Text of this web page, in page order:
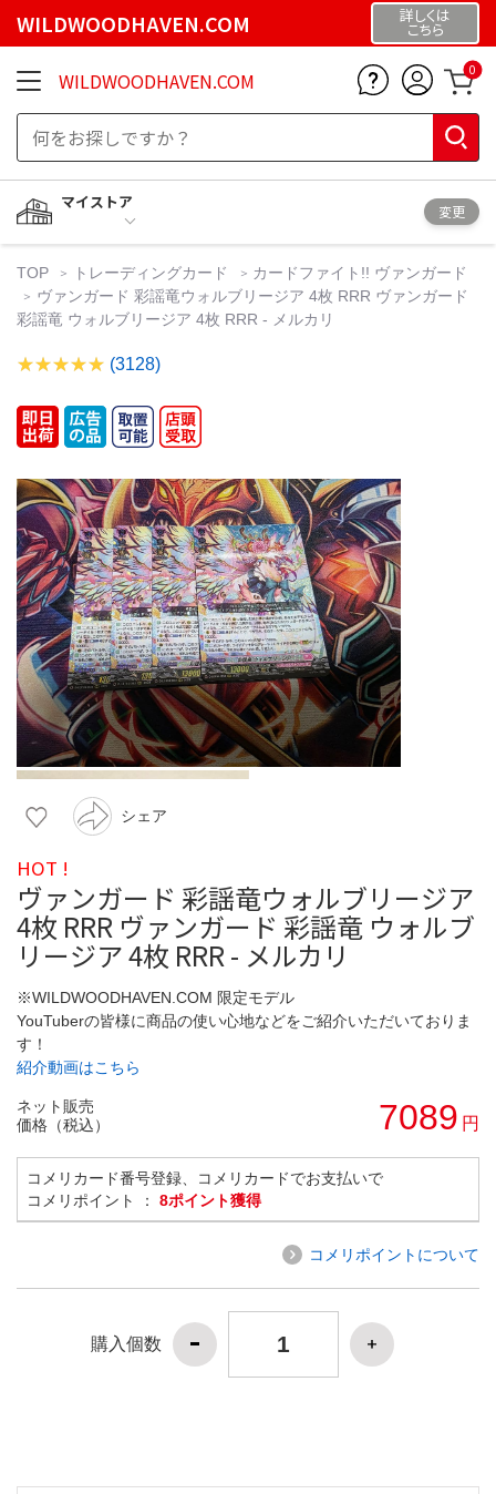
WILDWOODHAVEN.COM 詳しくは
こちら
WILDWOODHAVEN.COM 0
マイストア
変更
TOP トレーディングカード
カードファイト!! ヴァンガード
ヴァンガード 彩謡竜ウォルブリージア 4枚 RRR ヴァンガード
彩謡竜 ウォルブリージア 4枚 RRR - メルカリ
(3128)
シェア
HOT !
ヴァンガード 彩謡竜ウォルブリージア
4枚 RRR ヴァンガード 彩謡竜 ウォルブ
リージア 4枚 RRR - メルカリ
※WILDWOODHAVEN.COM 限定モデル
YouTuberの皆様に商品の使い心地などをご紹介いただいておりま
す！
紹介動画はこちら
ネット販売
価格（税込）
7089 円
コメリカード番号登録、コメリカードでお支払いで
コメリポイント ： 8ポイント獲得
コメリポイントについて
購入個数